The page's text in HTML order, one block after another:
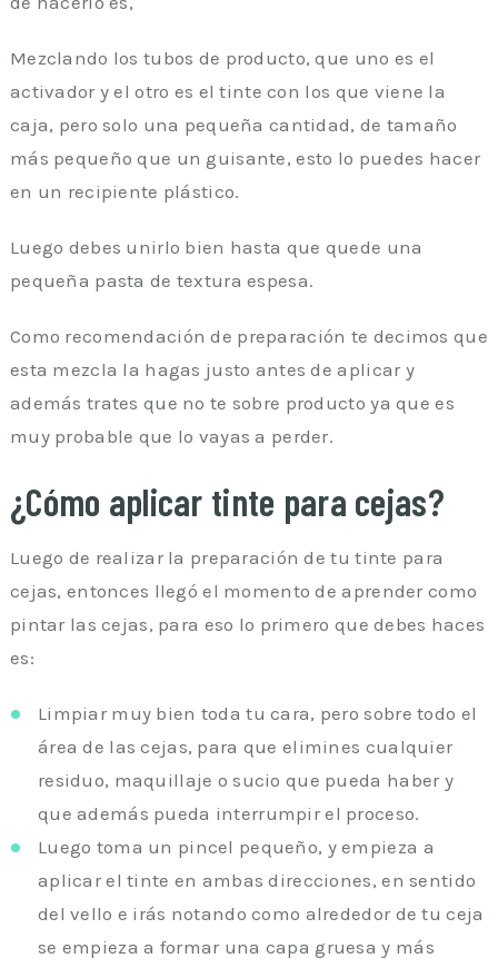
Mezclando los tubos de producto, que uno es el
activador y el otro es el tinte con los que viene la
caja, pero solo una pequeña cantidad, de tamaño
más pequeño que un guisante, esto lo puedes hacer
en un recipiente plástico.
Luego debes unirlo bien hasta que quede una
pequeña pasta de textura espesa.
Como recomendación de preparación te decimos que
esta mezcla la hagas justo antes de aplicar y
además trates que no te sobre producto ya que es
muy probable que lo vayas a perder.
¿Cómo aplicar tinte para cejas?
Luego de realizar la preparación de tu tinte para
cejas, entonces llegó el momento de aprender como
pintar las cejas, para eso lo primero que debes haces
es:
Limpiar muy bien toda tu cara, pero sobre todo el
área de las cejas, para que elimines cualquier
residuo, maquillaje o sucio que pueda haber y
que además pueda interrumpir el proceso.
Luego toma un pincel pequeño, y empieza a
aplicar el tinte en ambas direcciones, en sentido
del vello e irás notando como alrededor de tu ceja
se empieza a formar una capa gruesa y más